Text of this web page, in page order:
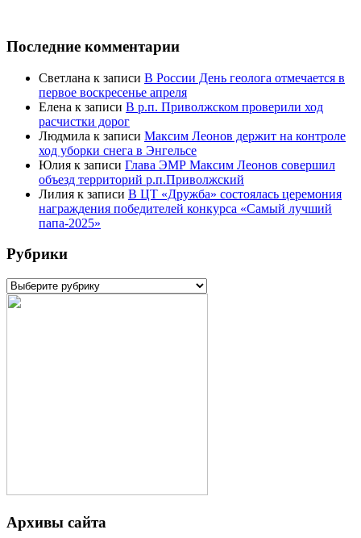
Последние комментарии
Светлана к записи В России День геолога отмечается в
первое воскресенье апреля
Елена к записи В р.п. Приволжском проверили ход
расчистки дорог
Людмила к записи Максим Леонов держит на контроле
ход уборки снега в Энгельсе
Юлия к записи Глава ЭМР Максим Леонов совершил
объезд территорий р.п.Приволжский
Лилия к записи В ЦТ «Дружба» состоялась церемония
награждения победителей конкурса «Самый лучший
папа-2025»
Рубрики
Рубрики
Архивы сайта